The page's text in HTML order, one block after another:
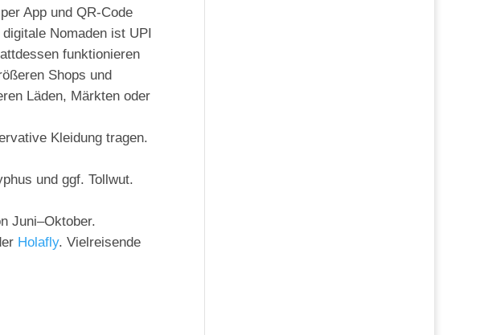
App und QR-Code
Nomaden ist UPI
funktionieren
Shops und
Läden, Märkten oder
Kleidung tragen.
und ggf. Tollwut.
Juni–Oktober.
Holafly. Vielreisende